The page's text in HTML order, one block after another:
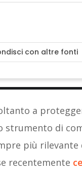
con altre fonti
a
strumento di
più rilevante
recentemente